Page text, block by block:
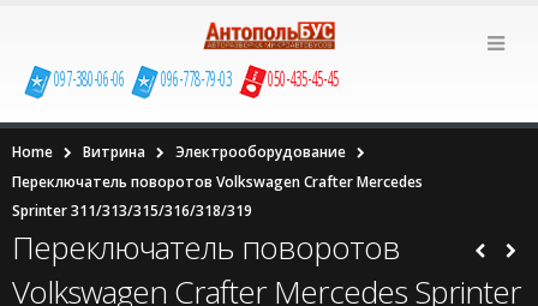
097-380-06-06 096-778-79-03 050-435-45-45
Home Витрина
Электрооборудование
Переключатель поворотов Volkswagen Сrafter Mercedes
Sprinter 311/313/315/316/318/319
Переключатель поворотов
Volkswagen Сrafter Mercedes Sprinter